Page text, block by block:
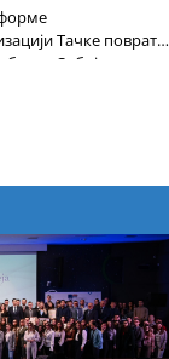
Тачке повратка
Србије,